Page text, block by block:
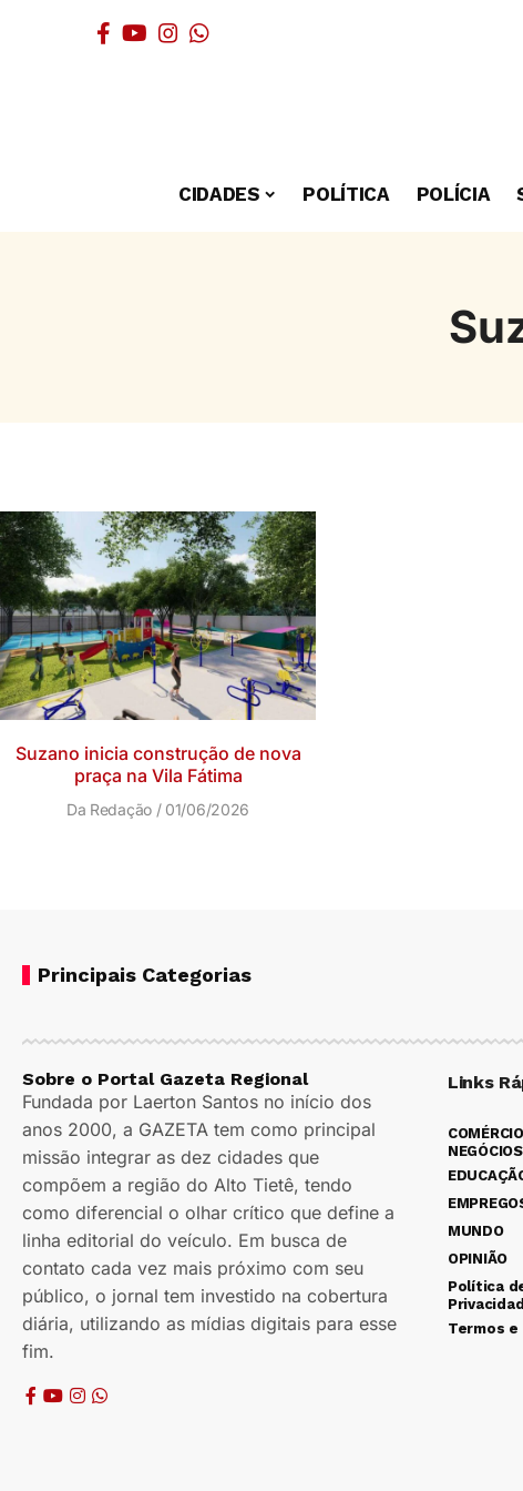
CIDADES POLÍTICA POLÍCIA
Suzano inicia construção de nova
praça na Vila Fátima
Da Redação 01/06/2026
Principais Categorias
Sobre o Portal Gazeta Regional
Fundada por Laerton Santos no início dos
anos 2000, a GAZETA tem como principal
missão integrar as dez cidades que
compõem a região do Alto Tietê, tendo
como diferencial o olhar crítico que define a
linha editorial do veículo. Em busca de
contato cada vez mais próximo com seu
público, o jornal tem investido na cobertura
diária, utilizando as mídias digitais para esse
fim.
Links
NEGÓCIOS
MUNDO
OPINIÃO
Política
Termos e